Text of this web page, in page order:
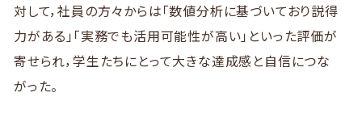
対して，社員の方々からは「数値分析に基づいており説得
力がある」「実務でも活用可能性が高い」といった評価が
寄せられ，学生たちにとって大きな達成感と自信につな
がった。